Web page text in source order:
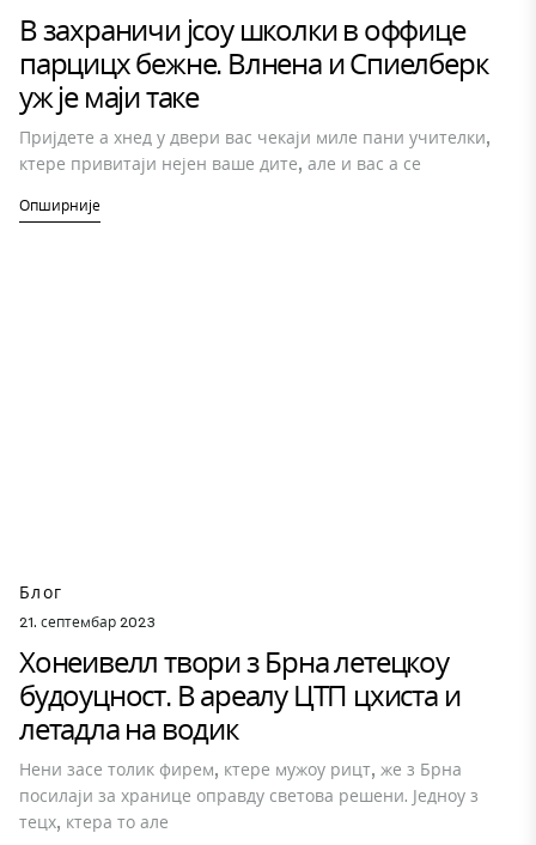
В захраничи јсоу школки в оффице
парцицх бежне. Влнена и Спиелберк
уж је маји таке
Пријдете а хнед у двери вас чекаји миле пани учителки,
ктере привитаји нејен ваше дите, але и вас а се
Опширније
Блог
21. септембар 2023
Хонеивелл твори з Брна летецкоу
будоуцност. В ареалу ЦТП цхиста и
летадла на водик
Нени засе толик фирем, ктере мужоу рицт, же з Брна
посилаји за хранице оправду светова решени. Једноу з
тецх, ктера то але